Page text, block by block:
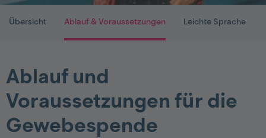
Übersicht Ablauf & Voraussetzungen Leichte Sprache
Ablauf und
Voraussetzungen für die
Gewebespende